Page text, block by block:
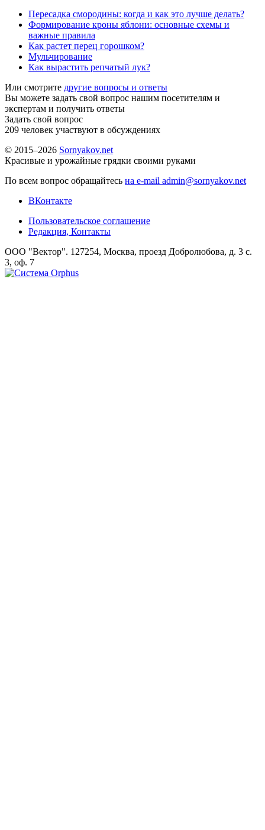
Пересадка смородины: когда и как это лучше делать?
Формирование кроны яблони: основные схемы и
важные правила
Как растет перец горошком?
Мульчирование
Как вырастить репчатый лук?
Или смотрите другие вопросы и ответы
Вы можете задать свой вопрос нашим посетителям и
экспертам и получить ответы
Задать свой вопрос
209 человек участвуют в обсуждениях
© 2015–2026 Sornyakov.net
Красивые и урожайные грядки своими руками
По всем вопрос обращайтесь на e-mail admin@sornyakov.net
ВКонтакте
Пользовательское соглашение
Редакция, Контакты
ООО "Вектор". 127254, Москва, проезд Добролюбова, д. 3 с.
3, оф. 7